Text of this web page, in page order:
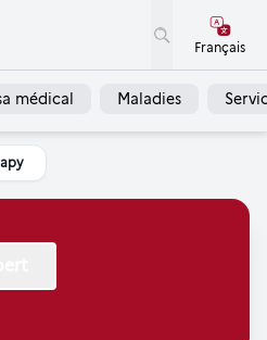
Français
médical Maladies